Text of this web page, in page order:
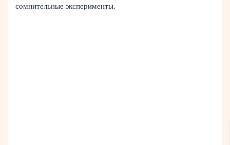
сомнительные эксперименты.